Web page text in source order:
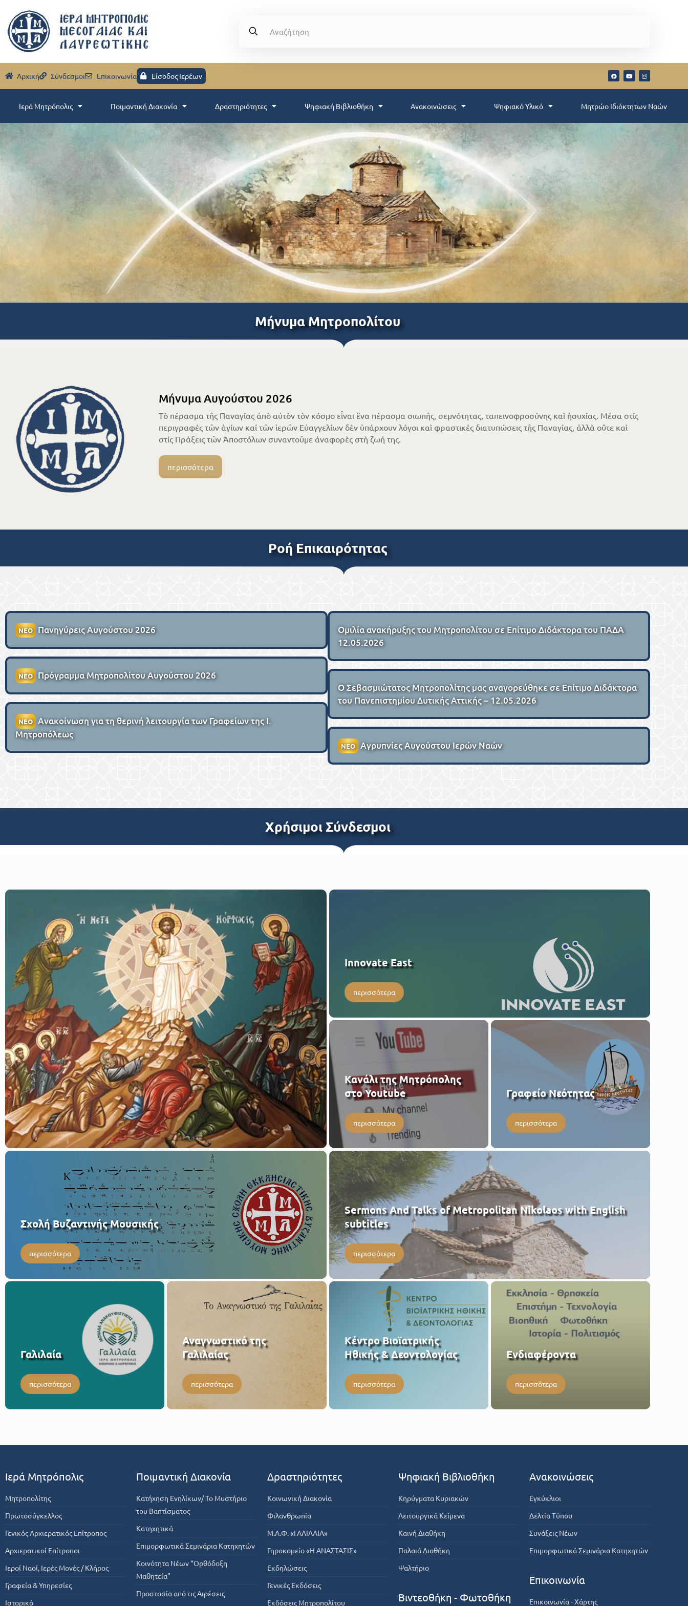
Aρχική Σύνδεσμοι Eπικοινωνία Είσοδος Ιερέων
Ιερά Μητρόπολις Ποιμαντική Διακονία Δραστηριότητες Ψηφιακή Βιβλιοθήκη Ανακοινώσεις Ψηφιακό Υλικό Μητρώο Ιδιόκτητων Ναών
Μήνυμα Μητροπολίτου
Μήνυμα Αυγούστου 2026
Τὸ πέρασμα τῆς Παναγίας ἀπὸ αὐτὸν τὸν κόσμο εἶναι ἕνα πέρασμα σιωπῆς, σεμνότητας, ταπεινοφροσύνης καὶ ἡσυχίας. Μέσα στίς
περιγραφές τῶν ἁγίων καί τῶν ἱερῶν Εὐαγγελίων δὲν ὑπάρχουν λόγοι καὶ φραστικές διατυπώσεις τῆς Παναγίας, ἀλλὰ οὔτε καὶ
στίς Πράξεις τῶν Ἀποστόλων συναντοῦμε ἀναφορὲς στὴ ζωή της.
περισσότερα
Ροή Επικαιρότητας
ΝΕΟ Πανηγύρεις Αυγούστου 2026
ΝΕΟ Πρόγραμμα Μητροπολίτου Αυγούστου 2026
ΝΕΟ Ανακοίνωση για τη θερινή λειτουργία των Γραφείων της Ι.
Μητροπόλεως
Ομιλία ανακήρυξης του Μητροπολίτου σε Επίτιμο Διδάκτορα του ΠΑΔΑ
12.05.2026
Ο Σεβασμιώτατος Μητροπολίτης μας αναγορεύθηκε σε Επίτιμο Διδάκτορα
του Πανεπιστημίου Δυτικής Αττικής – 12.05.2026
ΝΕΟ Αγρυπνίες Αυγούστου Ιερών Ναών
Xρήσιμοι Σύνδεσμοι
Innovate East
περισσότερα
Κανάλι της Μητρόπολης
στο Youtube
περισσότερα
Γραφείο Νεότητας
περισσότερα
Σχολή Βυζαντινής Μουσικής
περισσότερα
Sermons And Talks of Metropolitan Nikolaos with English
subtitles
περισσότερα
Γαλιλαία
περισσότερα
Αναγνωστικό της
Γαλιλαίας
περισσότερα
Κέντρο Βιοϊατρικής
Ηθικής & Δεοντολογίας
περισσότερα
Eνδιαφέροντα
περισσότερα
Ιερά Μητρόπολις
Μητροπολίτης
Πρωτοσύγκελλος
Γενικός Αρχιερατικός Επίτροπος
Αρχιερατικοί Επίτροποι
Ιεροί Ναοί, Ιερές Μονές / Κλήρος
Γραφεία & Υπηρεσίες
Ιστορικό
Ποιμαντική Διακονία
Κατήχηση Ενηλίκων/ Το Μυστήριο
του Βαπτίσματος
Κατηχητικά
Επιμορφωτικά Σεμινάρια Κατηχητών
Κοινότητα Νέων “Ορθόδοξη
Μαθητεία”
Προστασία από τις Αιρέσεις
Δραστηριότητες
Κοινωνική Διακονία
Φιλανθρωπία
Μ.Α.Φ. «ΓΑΛΙΛΑΙΑ»
Γηροκομείο «Η ΑΝΑΣΤΑΣΙΣ»
Εκδηλώσεις
Γενικές Εκδόσεις
Εκδόσεις Μητροπολίτου
Ψηφιακή Βιβλιοθήκη
Κηρύγματα Κυριακών
Λειτουργικά Κείμενα
Καινή Διαθήκη
Παλαιά Διαθήκη
Ψαλτήριο
Βιντεοθήκη - Φωτοθήκη
Ανακοινώσεις
Εγκύκλιοι
Δελτία Τύπου
Συνάξεις Νέων
Επιμορφωτικά Σεμινάρια Κατηχητών
Επικοινωνία
Επικοινωνία - Χάρτης